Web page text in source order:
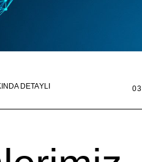
1
DETAYLI
03